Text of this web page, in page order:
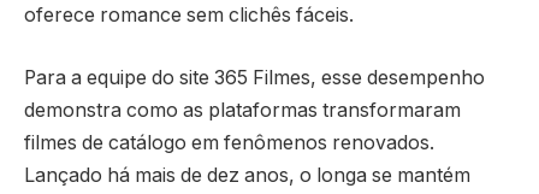
oferece romance sem clichês fáceis.
Para a equipe do site 365 Filmes, esse desempenho
demonstra como as plataformas transformaram
filmes de catálogo em fenômenos renovados.
Lançado há mais de dez anos, o longa se mantém